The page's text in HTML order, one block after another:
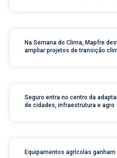
Na Semana do Clima, Mapfre
ampliar projetos de transição
Seguro entra no centro da
de cidades, infraestrutura e agro
Equipamentos agrícolas